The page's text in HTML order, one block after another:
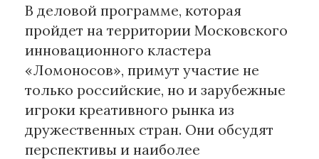
В деловой программе, которая
пройдет на территории Московского
инновационного кластера
«Ломоносов», примут участие не
только российские, но и зарубежные
игроки креативного рынка из
дружественных стран. Они обсудят
перспективы и наиболее